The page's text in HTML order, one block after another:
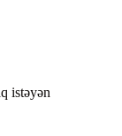
istəyən